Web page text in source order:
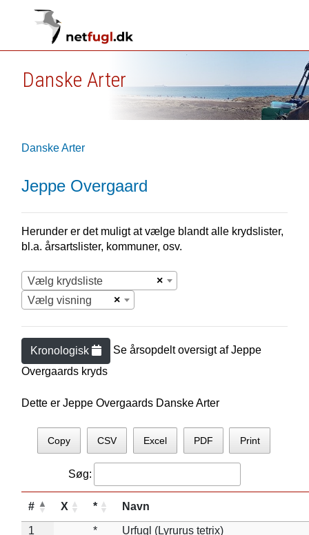
Danske Arter
Danske Arter
Jeppe Overgaard
Herunder er det muligt at vælge blandt alle krydslister,
bl.a. årsartslister, kommuner, osv.
×
Vælg krydsliste
×
Vælg visning
Kronologisk Se årsopdelt oversigt afJeppe
Overgaards kryds
Dette er Jeppe Overgaards Danske Arter
Copy CSV Excel PDF Print
Søg:
# X * Navn
1 *
Urfugl (Lyrurus tetrix)